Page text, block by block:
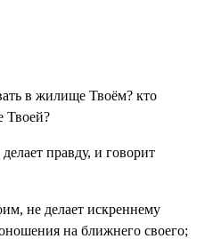
в жилище Твоём? кто
Твоей?
правду, и говорит
не делает искреннему
на ближнего своего;